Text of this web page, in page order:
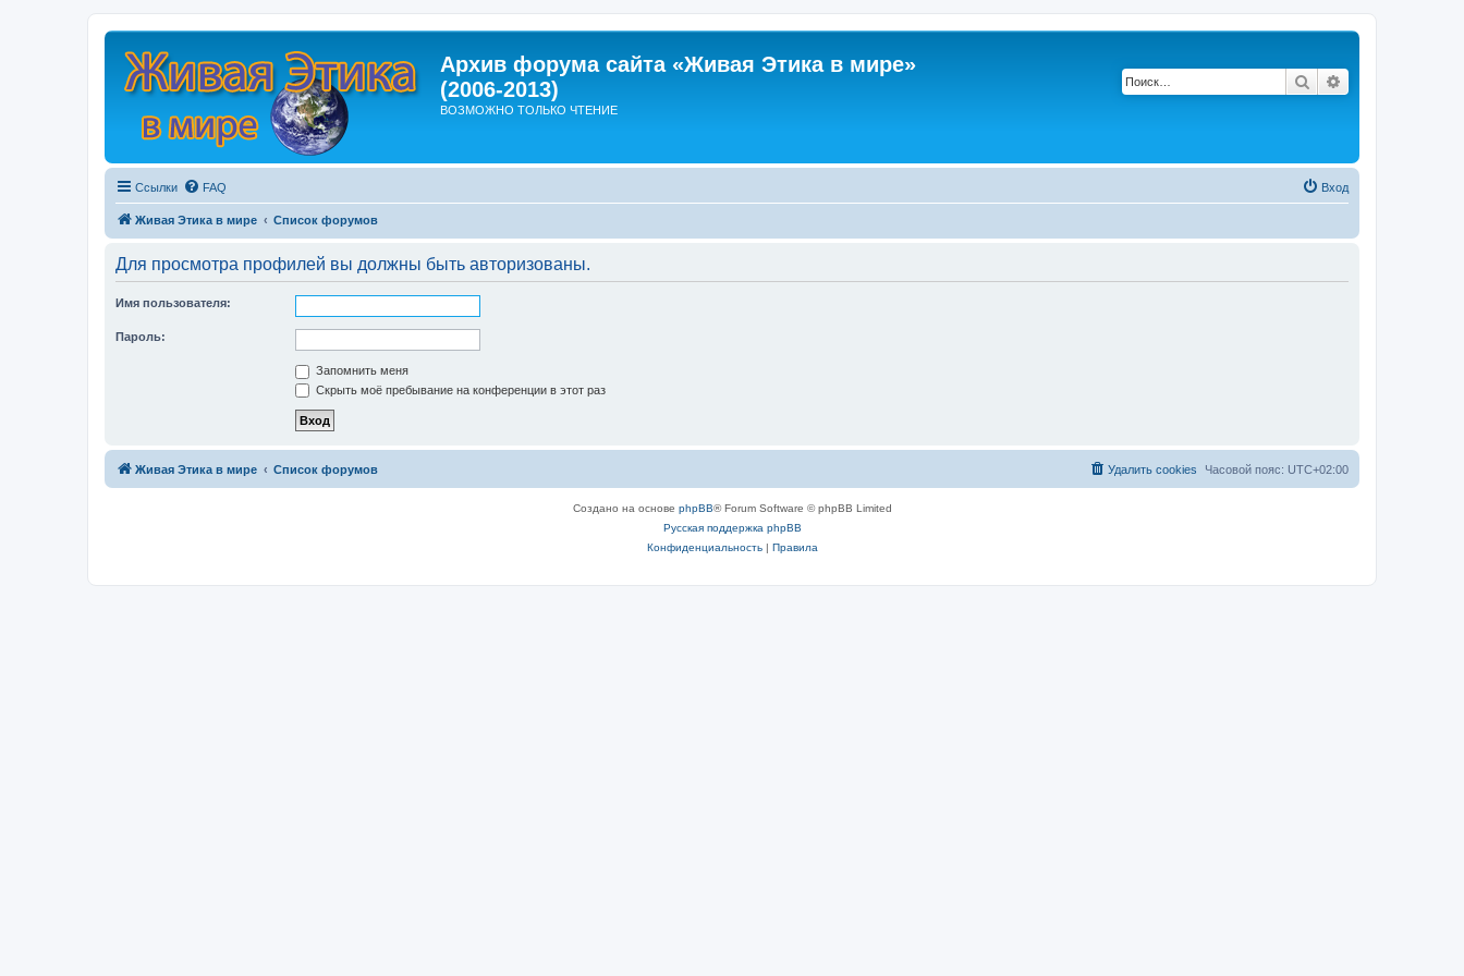
Архив форума сайта «Живая Этика в мире»
(2006-2013)
ВОЗМОЖНО ТОЛЬКО ЧТЕНИЕ
Поиск
Ссылки FAQ Вход
Живая Этика в мире Список форумов
Для просмотра профилей вы должны быть авторизованы.
Имя пользователя:
Пароль:
Запомнить меня
Скрыть моё пребывание на конференции в этот раз
Живая Этика в мире Список форумов Часовой пояс: UTC+02:00
Удалить cookies
Создано на основе phpBB® Forum Software © phpBB Limited
Русская поддержка phpBB
Конфиденциальность| Правила